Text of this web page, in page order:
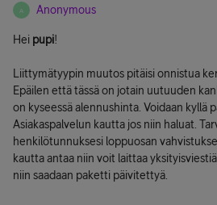
A Anonymous
Hei pupi!
Liittymätyypin muutos pitäisi onnistua
Epäilen että tässä on jotain uutuuden
on kyseessä alennushinta. Voidaan kyllä
Asiakaspalvelun kautta jos niin haluat.
henkilötunnuksesi loppuosan
kautta antaa niin voit laittaa
niin saadaan paketti päivitettyä.